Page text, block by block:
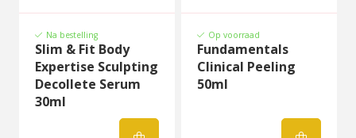
Na bestelling
Slim & Fit Body
Expertise Sculpting
Decollete Serum
30ml
Op voorraad
Fundamentals
Clinical Peeling
50ml